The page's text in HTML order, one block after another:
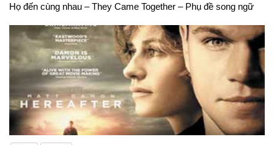
Họ đến cùng nhau – They Came Together – Phụ đề song ngữ